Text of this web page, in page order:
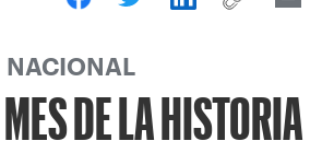
NACIONAL
MES DE LA HISTORIA